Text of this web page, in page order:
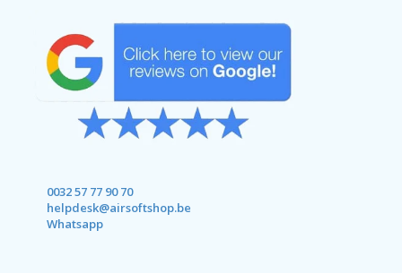
0032 57 77 90 70
helpdesk@airsoftshop.be
Whatsapp